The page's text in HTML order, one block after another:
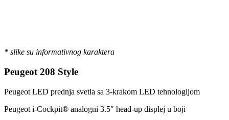
* slike su informativnog karaktera
Peugeot 208 Style
Peugeot LED prednja svetla sa 3-krakom LED tehnologijom
Peugeot i-Cockpit® analogni 3.5″ head-up displej u boji